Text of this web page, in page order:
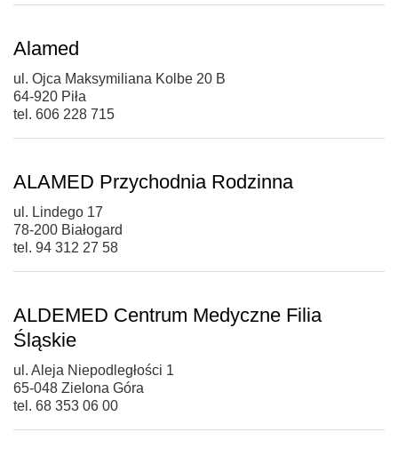
Alamed
ul. Ojca Maksymiliana Kolbe 20 B
64-920 Piła
tel. 606 228 715
ALAMED Przychodnia Rodzinna
ul. Lindego 17
78-200 Białogard
tel. 94 312 27 58
ALDEMED Centrum Medyczne Filia
Śląskie
ul. Aleja Niepodległości 1
65-048 Zielona Góra
tel. 68 353 06 00